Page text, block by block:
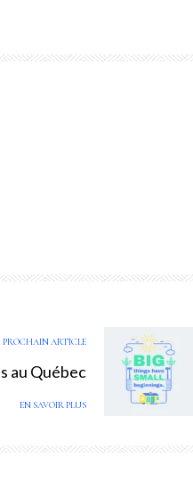
PROCHAIN ARTICLE
au Québec
EN SAVOIR PLUS